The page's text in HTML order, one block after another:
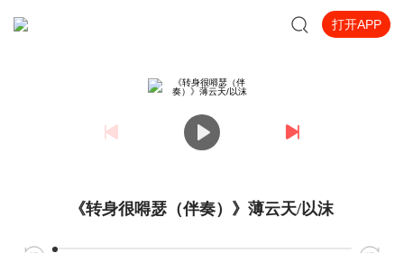
打开APP
《转身很嘚瑟（伴奏）》薄云天/以沫